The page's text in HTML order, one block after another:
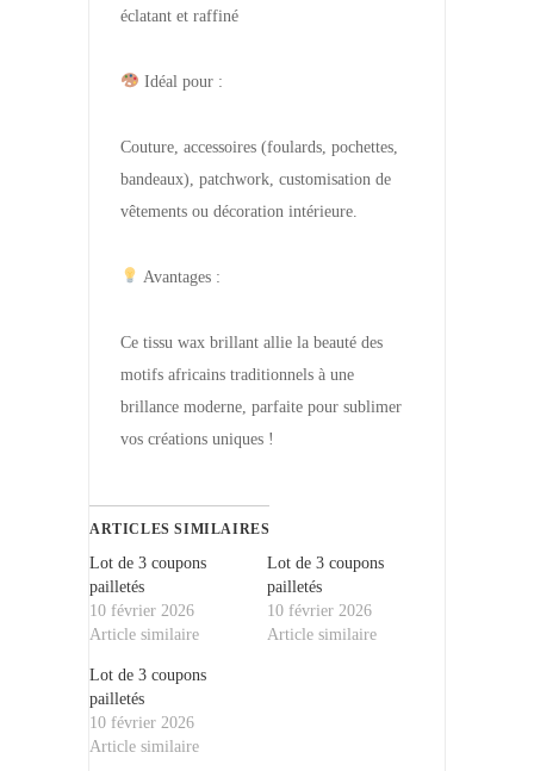
éclatant et raffiné
Idéal pour :
Couture, accessoires (foulards, pochettes,
bandeaux), patchwork, customisation de
vêtements ou décoration intérieure.
Avantages :
Ce tissu wax brillant allie la beauté des
motifs africains traditionnels à une
brillance moderne, parfaite pour sublimer
vos créations uniques !
ARTICLES SIMILAIRES
Lot de 3 coupons
pailletés
10 février 2026
Article similaire
Lot de 3 coupons
pailletés
10 février 2026
Article similaire
Lot de 3 coupons
pailletés
10 février 2026
Article similaire